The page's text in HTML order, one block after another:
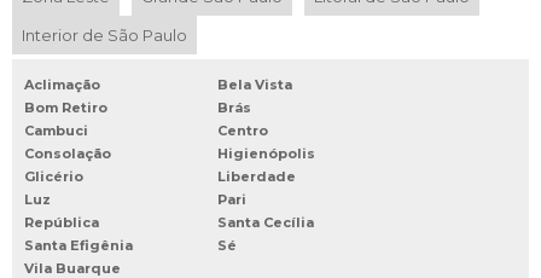
ETIQUETAS PERSONALIZADAS AUTOADESIVAS
ETIQUETAS PERSONALIZADAS ONDE COMPRAR
ETIQUETAS TERMICAS PARA BALANÇA
FABRICA DE ETIQUETAS ADESIVAS
FABRICA DE ETIQUETAS E TAGS
FÁBRICA DE ETIQUETAS PERSONALIZADAS
Interior de São Paulo
Aclimação
Bela Vista
Bom Retiro
Brás
Cambuci
Centro
Consolação
Higienópolis
Glicério
Liberdade
Luz
Pari
República
Santa Cecília
Santa Efigênia
Sé
Vila Buarque